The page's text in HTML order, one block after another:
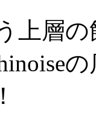
上層